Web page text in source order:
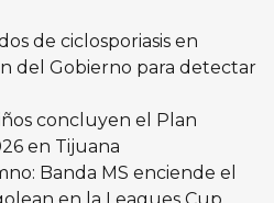
de ciclosporiasis en
del Gobierno para detectar
concluyen el Plan
en Tijuana
Banda MS enciende el